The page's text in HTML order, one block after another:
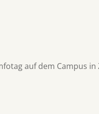
auf dem Campus in